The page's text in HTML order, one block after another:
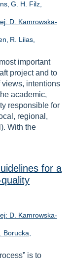
G. H. Filz
D. Kamrowska-
R. Liias
important
project and to
intentions
academic,
responsible for
regional,
With the
for a
D. Kamrowska-
Borucka
is to